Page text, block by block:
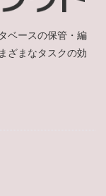
ベースの保管・編
ざまなタスクの効